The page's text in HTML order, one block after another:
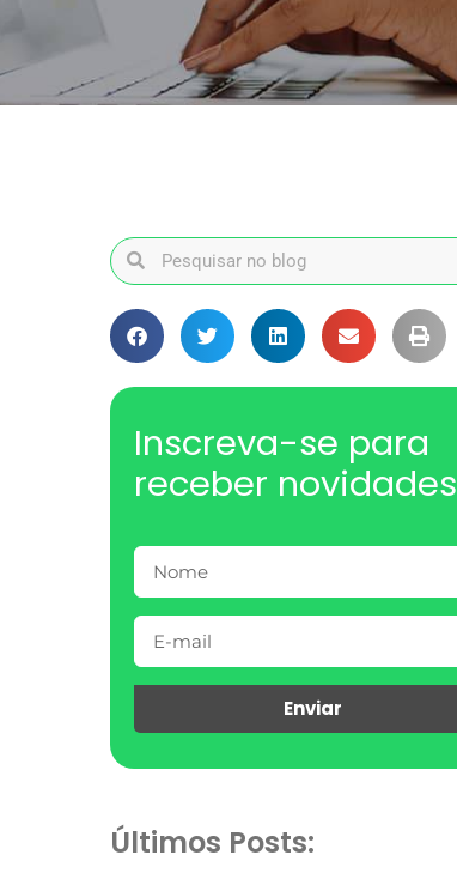
Inscreva-se para
receber novidades
Enviar
Últimos Posts: